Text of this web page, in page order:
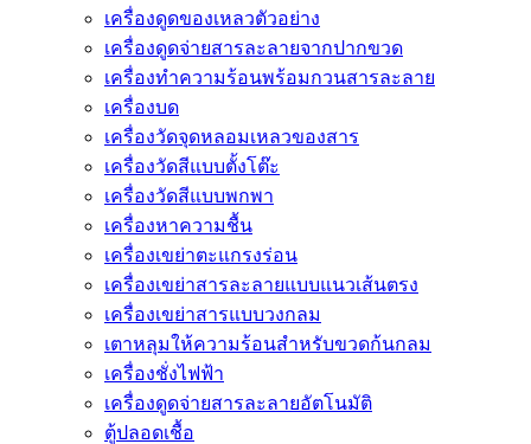
เครื่องดูดของเหลวตัวอย่าง
เครื่องดูดจ่ายสารละลายจากปากขวด
เครื่องทำความร้อนพร้อมกวนสารละลาย
เครื่องบด
เครื่องวัดจุดหลอมเหลวของสาร
เครื่องวัดสีแบบตั้งโต๊ะ
เครื่องวัดสีแบบพกพา
เครื่องหาความชื้น
เครื่องเขย่าตะแกรงร่อน
เครื่องเขย่าสารละลายแบบแนวเส้นตรง
เครื่องเขย่าสารแบบวงกลม
เตาหลุมให้ความร้อนสำหรับขวดก้นกลม
เครื่องชั่งไฟฟ้า
เครื่องดูดจ่ายสารละลายอัตโนมัติ
ตู้ปลอดเชื้อ